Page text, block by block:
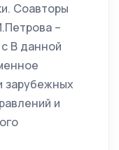
Соавторы
–
В данной
зарубежных
и